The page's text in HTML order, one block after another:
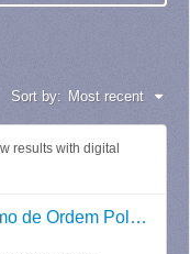
Sort by: Most recent
results with digital
Departamento Autônomo de Ordem Política e Social do Estado do Rio de Janeiro